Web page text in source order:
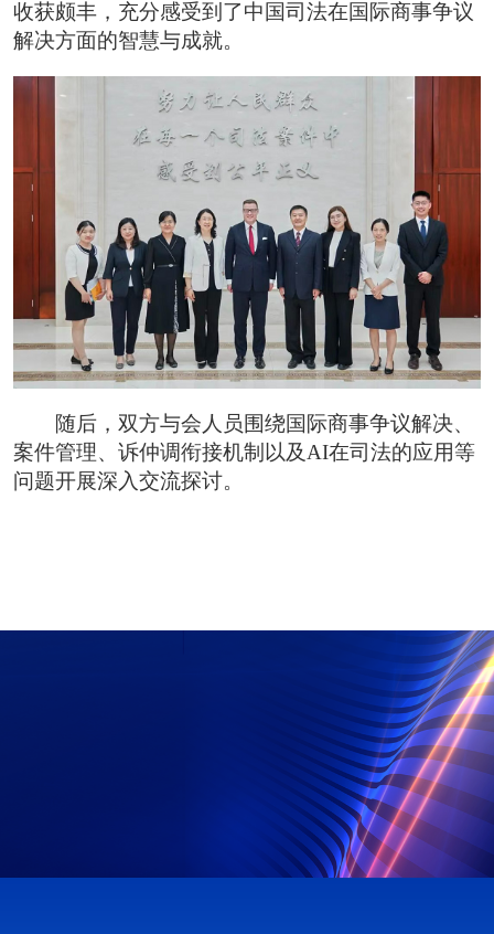
收获颇丰，充分感受到了中国司法在国际商事争议
解决方面的智慧与成就。
随后，双方与会人员围绕国际商事争议解决、
案件管理、诉仲调衔接机制以及AI在司法的应用等
问题开展深入交流探讨。